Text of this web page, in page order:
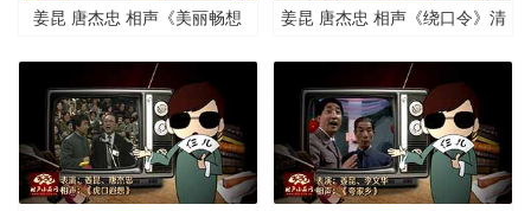
姜昆 唐杰忠 相声《美丽畅想
姜昆 唐杰忠 相声《绕口令》清